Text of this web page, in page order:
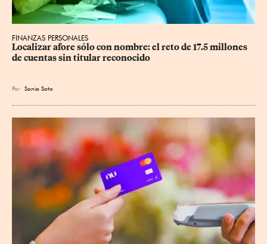
FINANZAS PERSONALES
Localizar afore sólo con nombre: el reto de 17.5 millones
de cuentas sin titular reconocido
Por Sonia Soto